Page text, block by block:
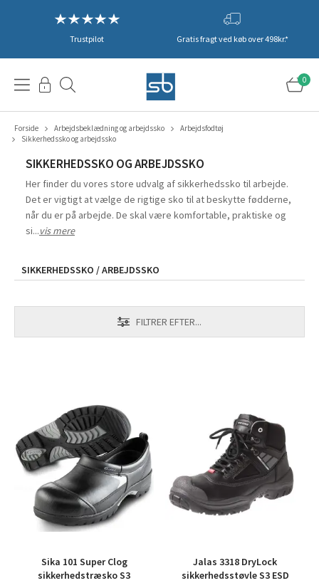
Trustpilot Gratis fragt ved køb over 498kr.*
0
Forside Arbejdsbeklædning og arbejdssko
Arbejdsfodtøj
Sikkerhedssko og arbejdssko
SIKKERHEDSSKO OG ARBEJDSSKO
Her finder du vores store udvalg af sikkerhedssko til arbejde.
Det er vigtigt at vælge de rigtige sko til at beskytte fødderne,
når du er på arbejde. De skal være komfortable, praktiske og
si...vis mere
SIKKERHEDSSKO / ARBEJDSSKO
FILTRER EFTER...
Sika 101 Super Clog
sikkerhedstræsko S3
Jalas 3318 DryLock
sikkerhedsstøvle S3 ESD